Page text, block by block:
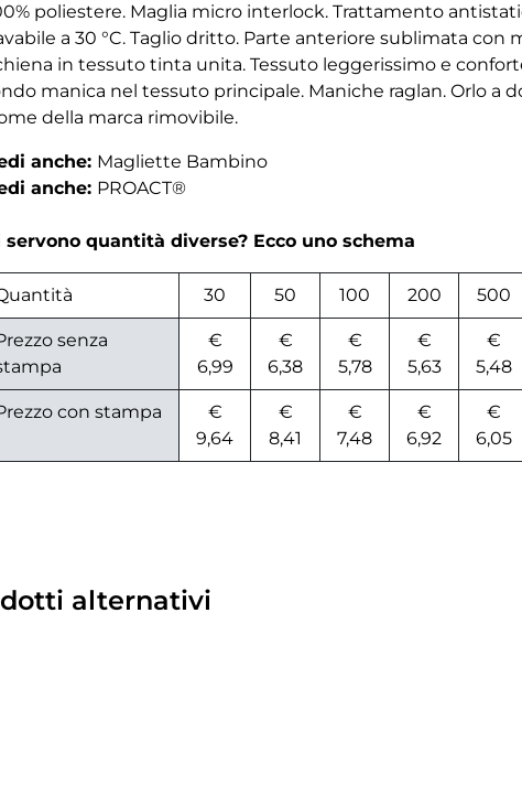
poliestere. Maglia micro interlock. Trattamento
a 30 °C. Taglio dritto. Parte anteriore sublimata
in tessuto tinta unita. Tessuto leggerissimo e
manica nel tessuto principale. Maniche raglan. Orlo a
della marca rimovibile.
anche: Magliette Bambino
anche: PROACT®
servono quantità diverse? Ecco uno schema
30 50 100 200 500
senza
€
6,99
€
6,38
€
5,78
€
5,63
€
5,48
con stampa
€
9,64
€
8,41
€
7,48
€
6,92
€
6,05
alternativi